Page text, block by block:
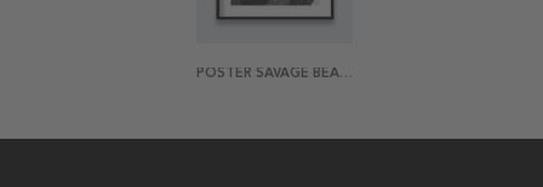
POSTER SAVAGE BEAUTY